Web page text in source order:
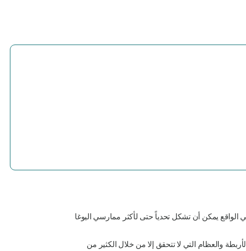
الواقع يمكن أن تشكل تحدياً حتى لأكثر ممارسي اليوغا
والعظام التي لا تتحقق إلا من خلال الكثير من